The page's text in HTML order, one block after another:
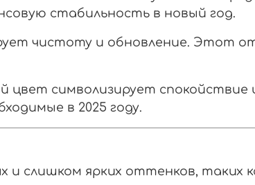
стабильность в новый год.
чистоту и обновление. Этот
цвет символизирует
в 2025 году.
и слишком ярких оттенков,